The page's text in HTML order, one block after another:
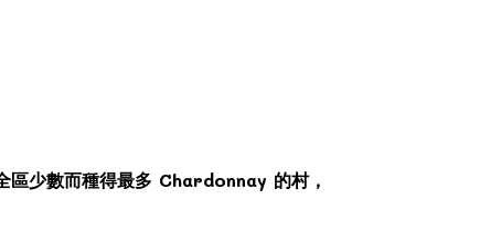
區少數而種得最多 Chardonnay 的村，